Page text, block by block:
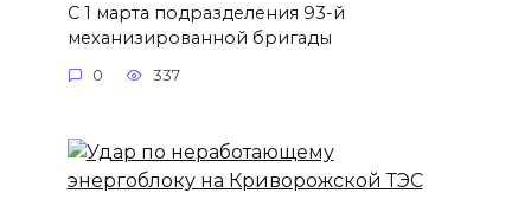
С 1 марта подразделения 93-й
механизированной бригады
0 337